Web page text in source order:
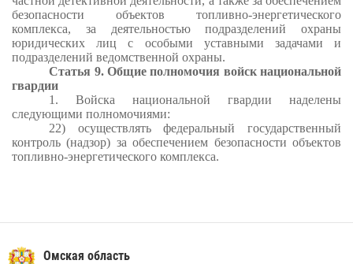
безопасности объектов топливно-энергетического
комплекса, за деятельностью подразделений охраны
юридических лиц с особыми уставными задачами и
подразделений ведомственной охраны.
Статья 9. Общие полномочия войск национальной
гвардии
1. Войска национальной гвардии наделены
следующими полномочиями:
22) осуществлять федеральный государственный
контроль (надзор) за обеспечением безопасности объектов
топливно-энергетического комплекса.
Омская область